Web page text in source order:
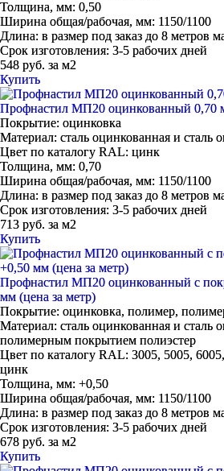
Толщина, мм: 0,50
Ширина общая/рабочая, мм: 1150/1100
Длина: в размер под заказ до 8 метров
Срок изготовления: 3-5 рабочих дней
548 руб. за м2
Купить
Профнастил МП20 оцинкованный 0,70
Покрытие: оцинковка
Материал: сталь оцинкованная и сталь
Цвет по каталогу RAL: цинк
Толщина, мм: 0,70
Ширина общая/рабочая, мм: 1150/1100
Длина: в размер под заказ до 8 метров
Срок изготовления: 3-5 рабочих дней
713 руб. за м2
Купить
Профнастил МП20 оцинкованный с
мм (цена за метр)
Покрытие: оцинковка, полимер,
Материал: сталь оцинкованная и сталь
полимерным покрытием полиэстер
Цвет по каталогу RAL: 3005, 5005,
цинк
Толщина, мм: +0,50
Ширина общая/рабочая, мм: 1150/1100
Длина: в размер под заказ до 8 метров
Срок изготовления: 3-5 рабочих дней
678 руб. за м2
Купить